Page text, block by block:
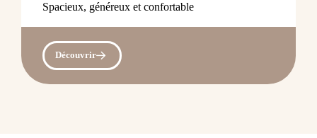
Spacieux, généreux et confortable
Découvrir